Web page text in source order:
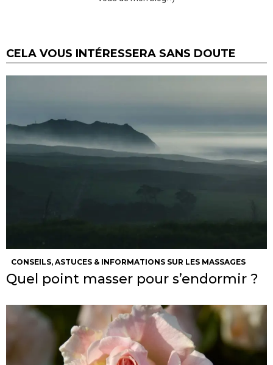
CELA VOUS INTÉRESSERA SANS DOUTE
CONSEILS, ASTUCES & INFORMATIONS SUR LES MASSAGES
Quel point masser pour s’endormir ?